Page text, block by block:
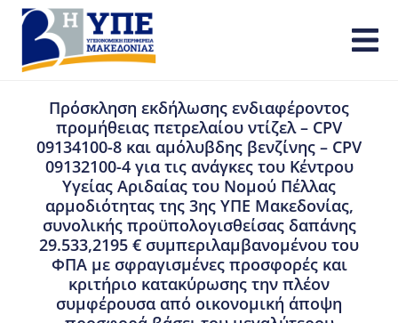
Πρόσκληση εκδήλωσης ενδιαφέροντος
προμήθειας πετρελαίου ντίζελ – CPV
09134100-8 και αμόλυβδης βενζίνης – CPV
09132100-4 για τις ανάγκες του Κέντρου
Υγείας Αριδαίας του Νομού Πέλλας
αρμοδιότητας της 3ης ΥΠΕ Μακεδονίας,
συνολικής προϋπολογισθείσας δαπάνης
29.533,2195 € συμπεριλαμβανομένου του
ΦΠΑ με σφραγισμένες προσφορές και
κριτήριο κατακύρωσης την πλέον
συμφέρουσα από οικονομική άποψη